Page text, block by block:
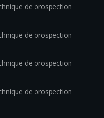
de prospection
de prospection
de prospection
de prospection